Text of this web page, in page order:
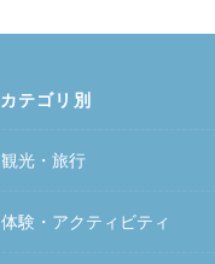
カテゴリ別
観光・旅行
体験・アクティビティ